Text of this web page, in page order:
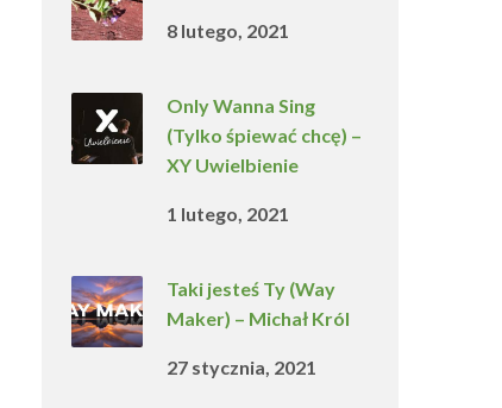
8 lutego, 2021
Only Wanna Sing
(Tylko śpiewać chcę) –
XY Uwielbienie
1 lutego, 2021
Taki jesteś Ty (Way
Maker) – Michał Król
27 stycznia, 2021